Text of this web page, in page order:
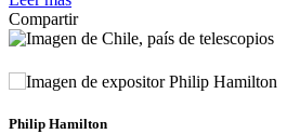
Compartir
Philip Hamilton